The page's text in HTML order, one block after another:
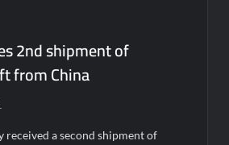
2nd shipment of
from China
received a second shipment of